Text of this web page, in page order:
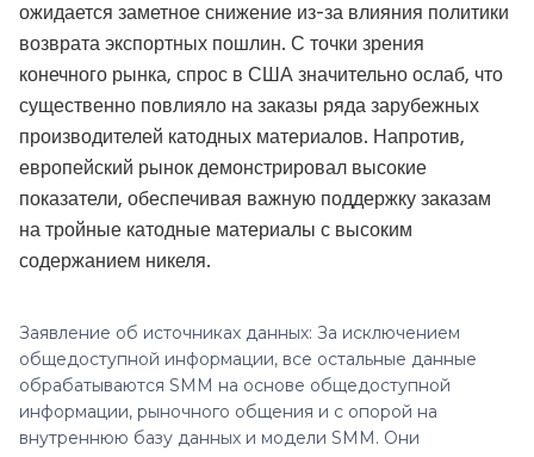
ожидается заметное снижение из-за влияния политики
возврата экспортных пошлин. С точки зрения
конечного рынка, спрос в США значительно ослаб, что
существенно повлияло на заказы ряда зарубежных
производителей катодных материалов. Напротив,
европейский рынок демонстрировал высокие
показатели, обеспечивая важную поддержку заказам
на тройные катодные материалы с высоким
содержанием никеля.
Заявление об источниках данных: За исключением
общедоступной информации, все остальные данные
обрабатываются SMM на основе общедоступной
информации, рыночного общения и с опорой на
внутреннюю базу данных и модели SMM. Они